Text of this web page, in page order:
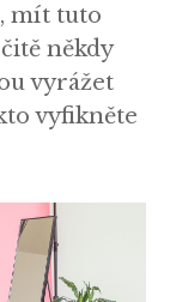
mít tuto
někdy
vyrážet
vyfikněte